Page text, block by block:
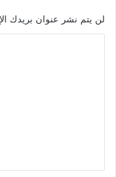
لن يتم نشر عنوان بريدك
ق